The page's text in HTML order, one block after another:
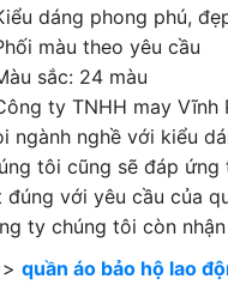
dáng phong phú,
màu theo yêu cầu
sắc: 24 màu
ty TNHH may
ngành nghề với kiểu
tôi cũng sẽ đáp
đúng với yêu cầu của
ty chúng tôi còn
quần áo bảo hộ lao